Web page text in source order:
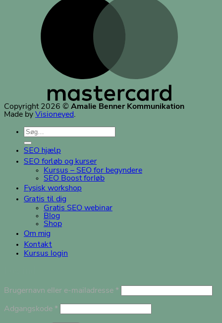
Copyright 2026 © Amalie Benner Kommunikation
Made by Visioneyed.
Søg
efter:
SEO hjælp
SEO forløb og kurser
Kursus – SEO for begyndere
SEO Boost forløb
Fysisk workshop
Gratis til dig
Gratis SEO webinar
Blog
Shop
Om mig
Kontakt
Kursus login
Brugernavn eller e-mailadresse *Påkrævet
Adgangskode *Påkrævet